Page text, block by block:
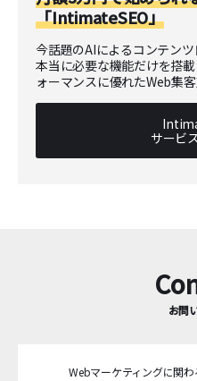
「IntimateSEO」
今話題のAIによるコンテン
本当に必要な機能だけを搭
ォーマンスに優れたWeb集客
サービ
お問
Webマーケティングに関